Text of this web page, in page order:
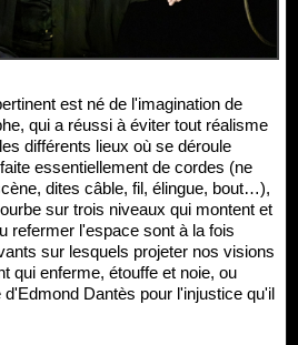
qui a réussi à éviter tout réalisme
différents lieux où se déroule
essentiellement de cordes (ne
dites câble, fil, élingue, bout…),
sur trois niveaux qui montent et
refermer l'espace sont à la fois
sur lesquels projeter nos visions
qui enferme, étouffe et noie, ou
Dantès pour l'injustice qu'il